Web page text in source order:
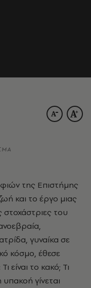
της Επιστήμης
και το έργο μιας
στοχάστριες του
γυναίκα σε
κόσμο, έθεσε
είναι το κακό; Τι
γίνεται